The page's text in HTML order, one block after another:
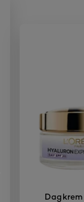
Dagkrem